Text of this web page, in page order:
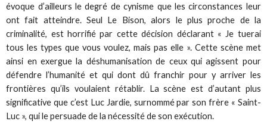
évoque d’ailleurs le degré de cynisme que les circonstances leur
ont fait atteindre. Seul Le Bison, alors le plus proche de la
criminalité, est horrifié par cette décision déclarant « Je tuerai
tous les types que vous voulez, mais pas elle ». Cette scène met
ainsi en exergue la déshumanisation de ceux qui agissent pour
défendre l’humanité et qui dont dû franchir pour y arriver les
frontières qu’ils voulaient rétablir. La scène est d’autant plus
significative que c’est Luc Jardie, surnommé par son frère « Saint-
Luc », qui le persuade de la nécessité de son exécution.